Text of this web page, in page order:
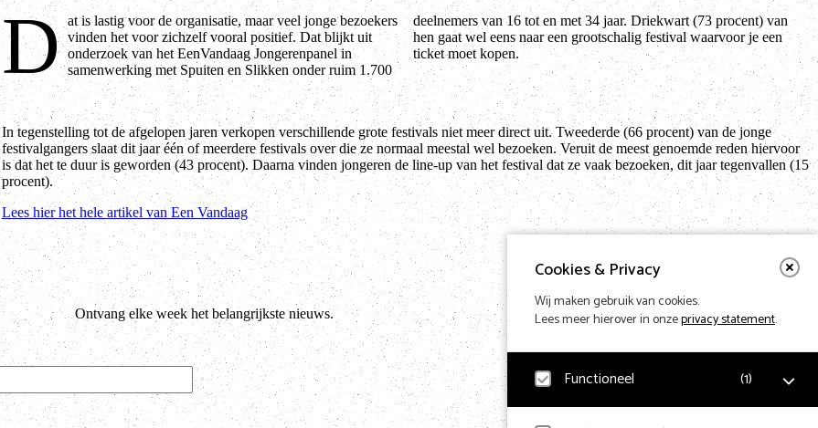
Cookies & Privacy
Wij maken gebruik van cookies.
Lees meer hierover in onzeprivacy statement.
Functioneel (1)
D at is lastig voor de organisatie, maar veel jonge bezoekers
vinden het voor zichzelf vooral positief. Dat blijkt uit
onderzoek van het EenVandaag Jongerenpanel in
samenwerking met Spuiten en Slikken onder ruim 1.700
deelnemers van 16 tot en met 34 jaar. Driekwart (73 procent) van
hen gaat wel eens naar een grootschalig festival waarvoor je een
ticket moet kopen.
In tegenstelling tot de afgelopen jaren verkopen verschillende grote festivals niet meer direct uit. Tweederde (66 procent) van de jonge
festivalgangers slaat dit jaar één of meerdere festivals over die ze normaal meestal wel bezoeken. Veruit de meest genoemde reden hiervoor
is dat het te duur is geworden (43 procent). Daarna vinden jongeren de line-up van het festival dat ze vaak bezoeken, dit jaar tegenvallen (15
procent).
Lees hier het hele artikel van Een Vandaag
Ontvang elke week het belangrijkste nieuws.